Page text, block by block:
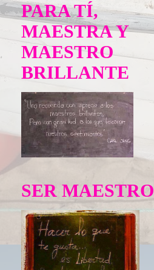
PARA TÍ,
MAESTRA Y
MAESTRO
BRILLANTE
SER MAESTRO